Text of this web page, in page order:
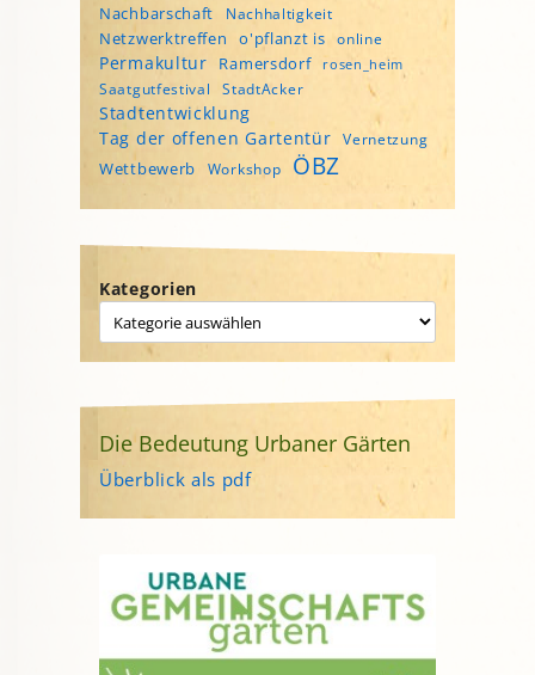
Nachbarschaft Nachhaltigkeit
Netzwerktreffen o'pflanzt is online
Permakultur Ramersdorf rosen_heim
Saatgutfestival StadtAcker
Stadtentwicklung
Tag der offenen Gartentür
Vernetzung
Wettbewerb Workshop ÖBZ
Kategorien
Die Bedeutung Urbaner Gärten
Überblick als pdf